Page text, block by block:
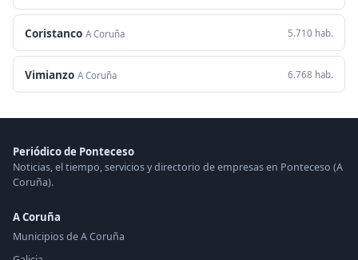
Coristanco A Coruña 5.710 hab.
Vimianzo A Coruña 6.768 hab.
Periódico de Ponteceso
Noticias, el tiempo, servicios y directorio de empresas en Ponteceso (A
Coruña).
A Coruña
Municipios de A Coruña